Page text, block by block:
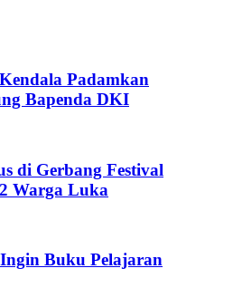
Padamkan
Bapenda DKI
di Gerbang Festival
Warga Luka
Buku Pelajaran